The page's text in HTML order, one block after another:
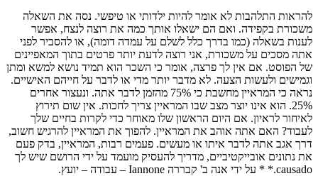
להראות התלהבות לא אומר להיות ילדותי או טיפשי. נסה את השאלה
משכורת בקפידה. ואם הם ישאלו אותך כמה את רוצה לנצח, אפשר
לענות בשאלה (כמו בדרך כלל לשלם על עמדה דומה), או להסביר לפני
אתה מסכים על משכורת, אני רוצה לדעת יותר פרטים בתוך המאפיינים
של הפוסט. אם אין לך פרצה, אומר כי השכר הוא תמיד נושא למשא ומתן
וגמישים ולעשות הצעה. לא מדבר יותר מדי או לדבר על חייהם האישיים.
נראה כי המראיין מחשבת כי 75% מהזמן לדבר אתה. ונעצור אחרים
25%. הוא אינו יוצר מצב שבו המראיין צריך לחכות. אין שום תירוץ
לאיחור לראיון. אם היום הראשון שלו מאוחר כדי לקרות בחיים שלך
לעבוד? האם אתה אוהב את המראיין. להפוך את המראיין להרגיש חשוב,
דרך אגב אתה לדבר איתו או מעשים. פעמים רבות, המראיין, בדק פעם
את נתונים אובייקטיביים, מדריך להעסיק מועמד על ידי הרושם שיש לך
causado.* * על ידי אנה ב' קבררה Iannone – עבודה – יועץ.